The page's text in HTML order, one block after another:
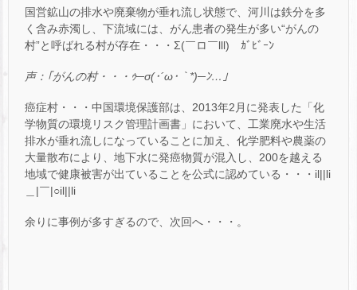
国営鉱山の排水や廃棄物が垂れ流し状態で、河川は鉄分を多
く含み赤濁し、下流域には、がん患者の発生が多い“がんの
村”と呼ばれる村が存在・・・Σ(￣ロ￣lll) ｶﾞﾋﾞｰﾝ
声：｢がんの村・・・ｩ─σ(･´ω･｀*)─ﾝ…｣
癌症村・・・中国環境保護部は、2013年2月に発表した「化
学物質の環境リスク管理計画書」において、工業廃水や生活
排水が垂れ流しになっていることに加え、化学肥料や農薬の
大量散布により、地下水に発癌物質が混入し、200を越える
地域で健康被害が出ていることを公式に認めている・・・il||li
＿|￣|○il||li
余りに事例が多すぎるので、次回へ・・・。